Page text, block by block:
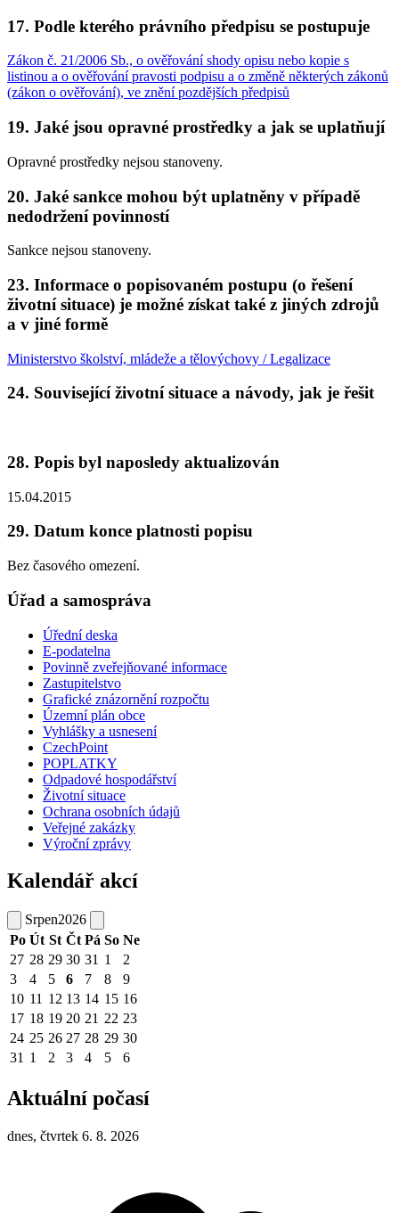
17. Podle kterého právního předpisu se postupuje
Zákon č. 21/2006 Sb., o ověřování shody opisu nebo kopie s
listinou a o ověřování pravosti podpisu a o změně některých zákonů
(zákon o ověřování), ve znění pozdějších předpisů
19. Jaké jsou opravné prostředky a jak se uplatňují
Opravné prostředky nejsou stanoveny.
20. Jaké sankce mohou být uplatněny v případě
nedodržení povinností
Sankce nejsou stanoveny.
23. Informace o popisovaném postupu (o řešení
životní situace) je možné získat také z jiných zdrojů
a v jiné formě
Ministerstvo školství, mládeže a tělovýchovy / Legalizace
24. Související životní situace a návody, jak je řešit
28. Popis byl naposledy aktualizován
15.04.2015
29. Datum konce platnosti popisu
Bez časového omezení.
Úřad a samospráva
Úřední deska
E-podatelna
Povinně zveřejňované informace
Zastupitelstvo
Grafické znázornění rozpočtu
Územní plán obce
Vyhlášky a usnesení
CzechPoint
POPLATKY
Odpadové hospodářství
Životní situace
Ochrana osobních údajů
Veřejné zakázky
Výroční zprávy
Kalendář akcí
Srpen2026
Po Út St Čt Pá So Ne
27 28 29 30 31 1
2
3
4 5 6 7 8
9
10 11 12 13 14 15 16
17 18 19 20 21 22 23
24 25 26 27 28 29 30
31 1 2 3 4 5 6
Aktuální počasí
dnes, čtvrtek 6. 8. 2026